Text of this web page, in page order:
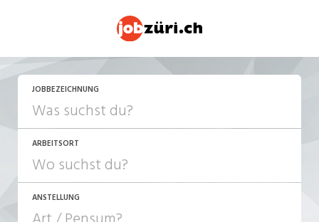
JOBBEZEICHNUNG
ARBEITSORT
ANSTELLUNG